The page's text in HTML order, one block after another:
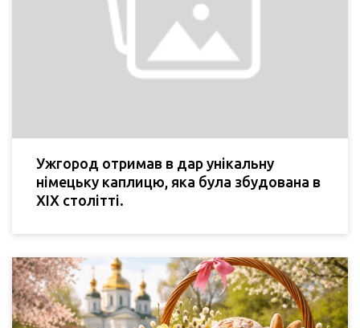
Ужгород отримав в дар унікальну
німецьку каплицю, яка була збудована в
XIX столітті.